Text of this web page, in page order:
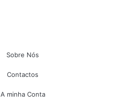
Sobre Nós
Contactos
A minha Conta